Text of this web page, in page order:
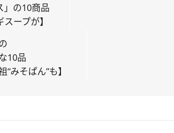
」の10商品
ープが】
10品
“みそぱん”も】